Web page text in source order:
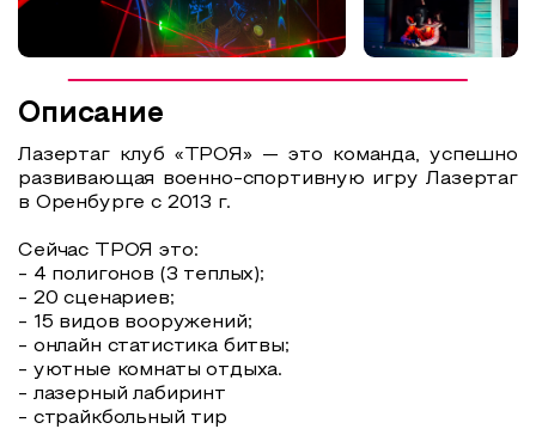
Описание
Лазертаг клуб «ТРОЯ» — это команда, успешно
развивающая военно-спортивную игру Лазертаг
в Оренбурге с 2013 г.
Сейчас ТРОЯ это:
- 4 полигонов (3 теплых);
- 20 сценариев;
- 15 видов вооружений;
- онлайн статистика битвы;
- уютные комнаты отдыха.
- лазерный лабиринт
- страйкбольный тир